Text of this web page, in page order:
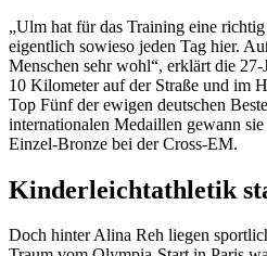
„Ulm hat für das Training eine
eigentlich sowieso jeden Tag hier.
Menschen sehr wohl“, erklärt die
10 Kilometer auf der Straße und im
Top Fünf der ewigen deutschen
internationalen Medaillen gewann
Einzel-Bronze bei der Cross-EM.
Kinderleichtathletik
Doch hinter Alina Reh liegen